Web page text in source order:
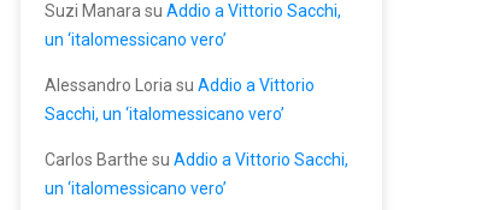
Suzi Manara su Addio a Vittorio Sacchi,
un ‘italomessicano vero’
Alessandro Loria su Addio a Vittorio
Sacchi, un ‘italomessicano vero’
Carlos Barthe su Addio a Vittorio Sacchi,
un ‘italomessicano vero’